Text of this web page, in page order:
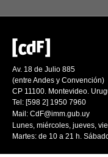
Av. 18 de Julio 885
(entre Andes y Convención)
CP 11100. Montevideo.
Tel: [598 2] 1950 7960
Mail: CdF@imm.gub.uy
Lunes, miércoles, jueves,
Martes: de 10 a 21 h.